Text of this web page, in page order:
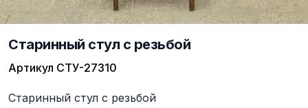
Старинный стул с резьбой
Артикул СТУ-27310
Описание
Старинный стул с резьбой